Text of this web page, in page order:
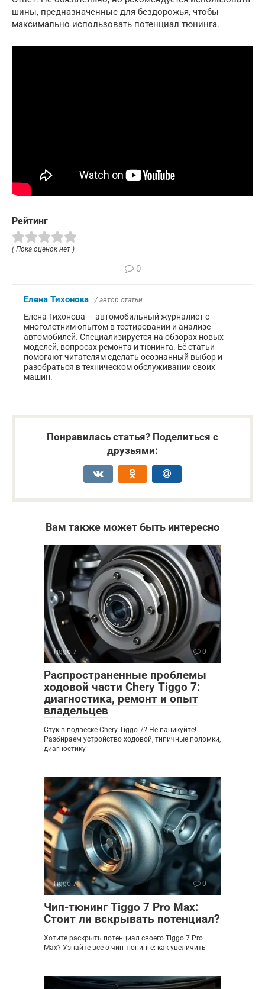
шины, предназначенные для бездорожья, чтобы
максимально использовать потенциал тюнинга.
Рейтинг
( Пока оценок нет )
0
Елена Тихонова / автор статьи
Елена Тихонова — автомобильный журналист с
многолетним опытом в тестировании и анализе
автомобилей. Специализируется на обзорах новых
моделей, вопросах ремонта и тюнинга. Её статьи
помогают читателям сделать осознанный выбор и
разобраться в техническом обслуживании своих
машин.
Понравилась статья? Поделиться с
друзьями:
Вам также может быть интересно
Tiggo 7 0
Распространенные проблемы
ходовой части Chery Tiggo 7:
диагностика, ремонт и опыт
владельцев
Стук в подвеске Chery Tiggo 7? Не паникуйте!
Разбираем устройство ходовой, типичные поломки,
диагностику
Tiggo 7 0
Чип-тюнинг Tiggo 7 Pro Max:
Стоит ли вскрывать потенциал?
Хотите раскрыть потенциал своего Tiggo 7 Pro
Max? Узнайте все о чип-тюнинге: как увеличить